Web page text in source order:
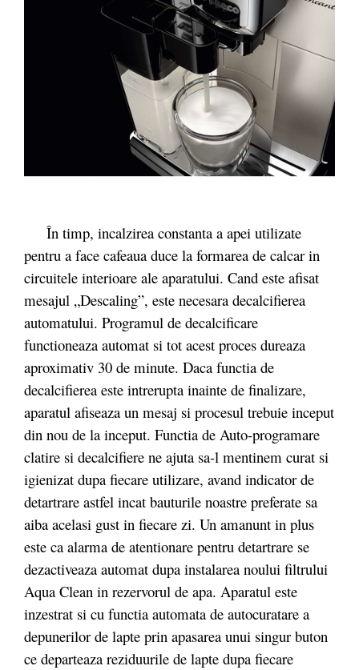
În timp, incalzirea constanta a apei utilizate
pentru a face cafeaua duce la formarea de calcar in
circuitele interioare ale aparatului. Cand este afisat
mesajul „Descaling”, este necesara decalcifierea
automatului. Programul de decalcificare
functioneaza automat si tot acest proces dureaza
aproximativ 30 de minute. Daca functia de
decalcifierea este intrerupta inainte de finalizare,
aparatul afiseaza un mesaj si procesul trebuie inceput
din nou de la inceput. Functia de Auto-programare
clatire si decalcifiere ne ajuta sa-l mentinem curat si
igienizat dupa fiecare utilizare, avand indicator de
detartrare astfel incat bauturile noastre preferate sa
aiba acelasi gust in fiecare zi. Un amanunt in plus
este ca alarma de atentionare pentru detartrare se
dezactiveaza automat dupa instalarea noului filtrului
Aqua Clean in rezervorul de apa. Aparatul este
inzestrat si cu functia automata de autocuratare a
depunerilor de lapte prin apasarea unui singur buton
ce departeaza reziduurile de lapte dupa fiecare